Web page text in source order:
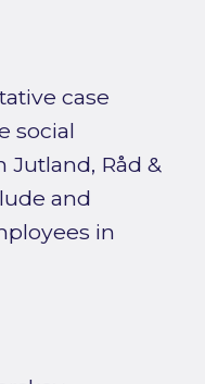
case
social
Råd &
and
in